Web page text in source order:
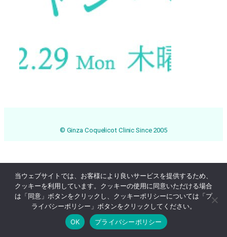
Online Reservation 03-3569-1233
© Ginza Coquelicot Clinic Since 2005
当ウェブサイトでは、お客様により良いサービスを提供するため、
クッキーを利用しています。クッキーの使用に同意いただける場合
は「同意」ボタンをクリックし、クッキーポリシーについては「プ
ライバシーポリシー」ボタンをクリックしてください。
OK
プライバシーポリシー